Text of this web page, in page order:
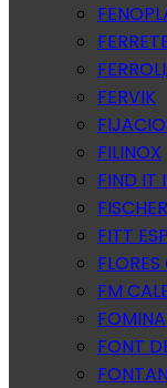
FERVIK
FILINOX
FIND IT
FITT
FM
FONT